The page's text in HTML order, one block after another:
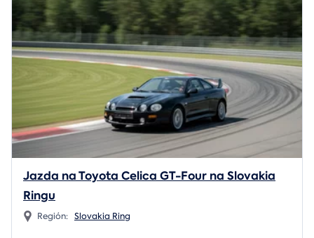
Jazda na Toyota Celica GT-Four na Slovakia
Ringu
Región: Slovakia Ring